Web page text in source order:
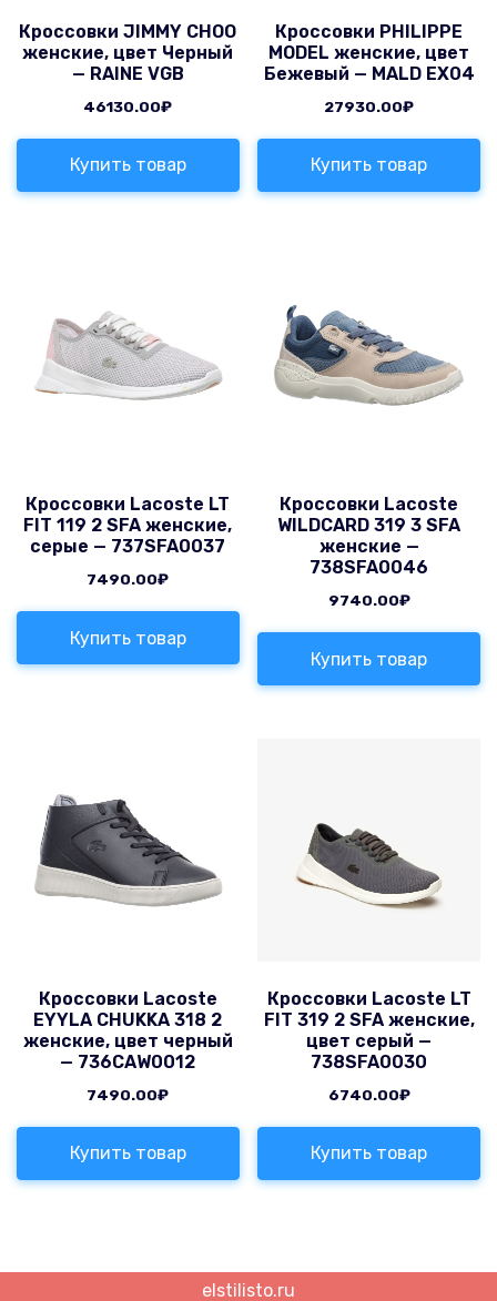
Кроссовки JIMMY CHOO
женские, цвет Черный
— RAINE VGB
46130.00₽
Купить товар
Кроссовки PHILIPPE
MODEL женские, цвет
Бежевый — MALD EX04
27930.00₽
Купить товар
Кроссовки Lacoste LT
FIT 119 2 SFA женские,
серые — 737SFA0037
7490.00₽
Купить товар
Кроссовки Lacoste
WILDCARD 319 3 SFA
женские —
738SFA0046
9740.00₽
Купить товар
Кроссовки Lacoste
EYYLA CHUKKA 318 2
женские, цвет черный
— 736CAW0012
7490.00₽
Купить товар
Кроссовки Lacoste LT
FIT 319 2 SFA женские,
цвет серый —
738SFA0030
6740.00₽
Купить товар
elstilisto.ru